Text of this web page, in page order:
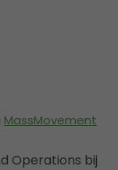
MassMovement
Operations bij